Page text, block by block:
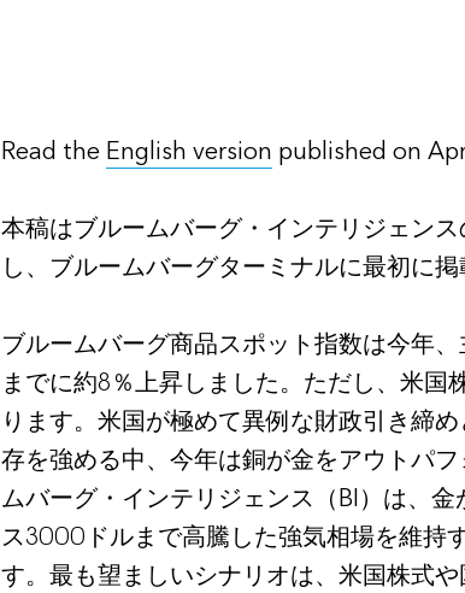
Read the English version published on
本稿はブルームバーグ・インテリジェン
し、ブルームバーグターミナルに最初に掲
ブルームバーグ商品スポット指数は今年
までに約8％上昇しました。ただし、米
ります。米国が極めて異例な財政引き締
存を強める中、今年は銅が金をアウトパ
ムバーグ・インテリジェンス（BI）は、
ス3000ドルまで高騰した強気相場を維持
す。最も望ましいシナリオは、米国株式